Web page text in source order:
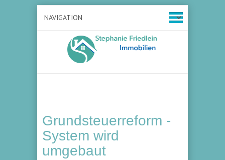
Grundsteuerreform -
System wird
umgebaut